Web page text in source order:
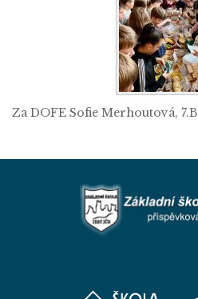
Za DOFE Sofie Merhoutová, 7.B